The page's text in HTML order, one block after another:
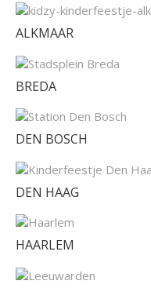
ALKMAAR
BREDA
DEN BOSCH
DEN HAAG
HAARLEM